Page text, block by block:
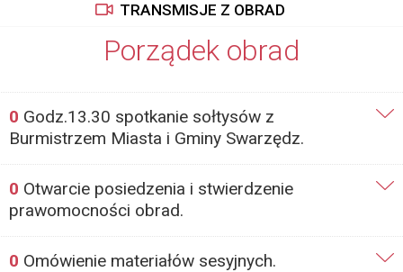
TRANSMISJE Z OBRAD
Porządek obrad
0 Godz.13.30 spotkanie sołtysów z
Burmistrzem Miasta i Gminy Swarzędz.
0 Otwarcie posiedzenia i stwierdzenie
prawomocności obrad.
0 Omówienie materiałów sesyjnych.